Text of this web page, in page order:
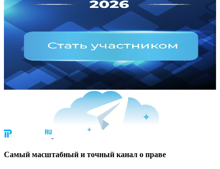
Cамый масштабный и точный канал о праве